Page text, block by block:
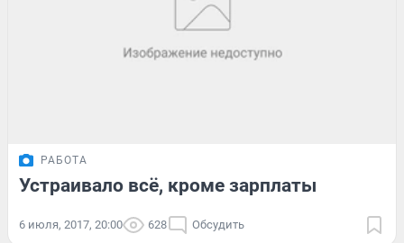
РАБОТА
Устраивало всё, кроме зарплаты
6 июля, 2017, 20:00 628 Обсудить